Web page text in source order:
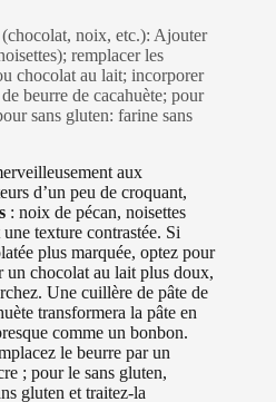
noix, etc.): Ajouter
remplacer les
chocolat au lait; incorporer
beurre de cacahuète; pour
sans gluten: farine sans
aux
d’un peu de croquant,
: noix de pécan, noisettes
texture contrastée. Si
plus marquée, optez pour
un chocolat au lait plus doux,
Une cuillère de pâte de
transformera la pâte en
comme un bonbon.
le beurre par un
; pour le sans gluten,
gluten et traitez-la